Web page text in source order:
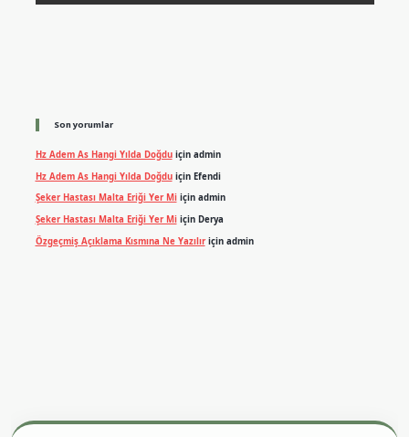
Son yorumlar
Hz Adem As Hangi Yılda Doğduiçin admin
Hz Adem As Hangi Yılda Doğduiçin Efendi
Şeker Hastası Malta Eriği Yer Miiçin admin
Şeker Hastası Malta Eriği Yer Miiçin Derya
Özgeçmiş Açıklama Kısmına Ne Yazılıriçin admin